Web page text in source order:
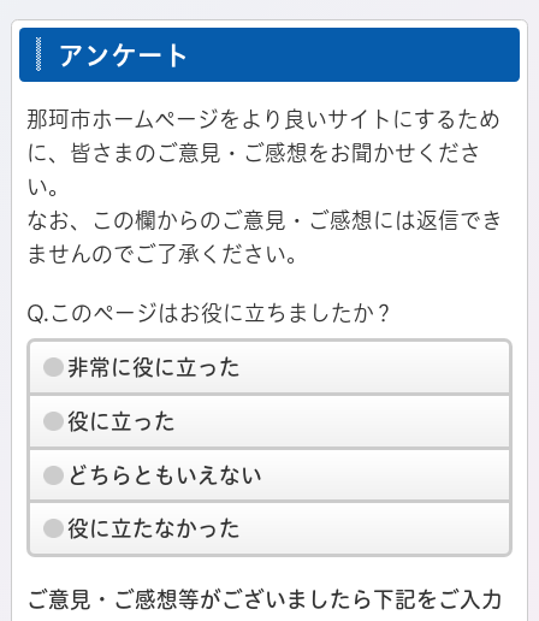
アンケート
那珂市ホームページをより良いサイトにするため
に、皆さまのご意見・ご感想をお聞かせくださ
い。
なお、この欄からのご意見・ご感想には返信でき
ませんのでご了承ください。
Q.このページはお役に立ちましたか？
非常に役に立った
役に立った
どちらともいえない
役に立たなかった
ご意見・ご感想等がございましたら下記をご入力